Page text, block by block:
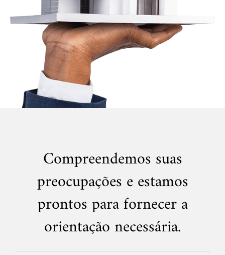
Compreendemos suas
preocupações e estamos
prontos para fornecer a
orientação necessária.